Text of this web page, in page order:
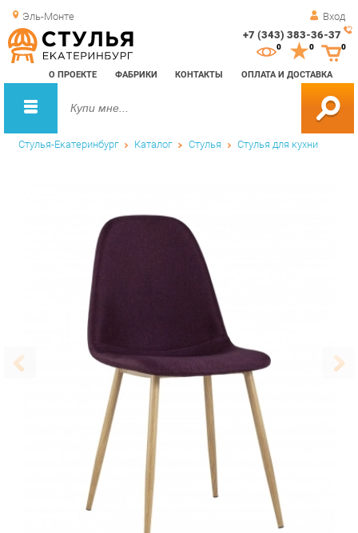
Эль-Монте Вход
+7 (343) 383-36-37
О ПРОЕКТЕ ФАБРИКИ КОНТАКТЫ ОПЛАТА И ДОСТАВКА
0 0
Стулья-Екатеринбург Каталог Стулья Стулья для кухни